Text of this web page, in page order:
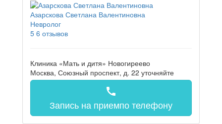
Азарскова Светлана Валентиновна
Невролог
5 6 отзывов
Клиника «Мать и дитя» Новогиреево
Москва, Союзный проспект, д. 22 уточняйте
call
Запись на приемпо телефону